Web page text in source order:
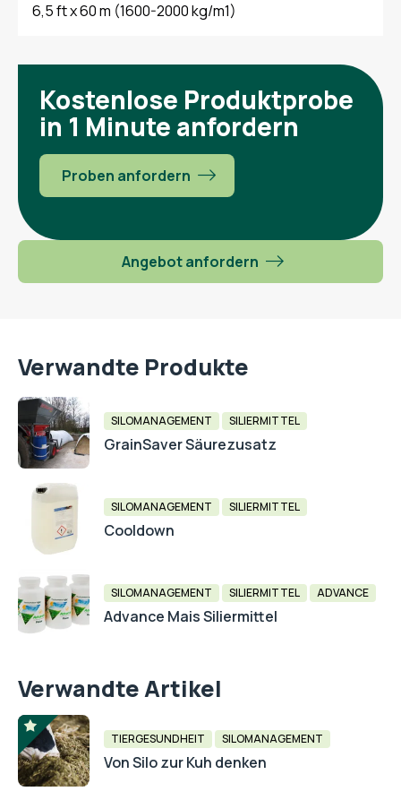
6,5 ft x 60 m (1600-2000 kg/m1)
Kostenlose Produktprobe
in 1 Minute anfordern
Proben anfordern
Angebot anfordern
Verwandte Produkte
SILOMANAGEMENT SILIERMITTEL
GrainSaver Säurezusatz
SILOMANAGEMENT SILIERMITTEL
Cooldown
SILOMANAGEMENT SILIERMITTEL ADVANCE
Advance Mais Siliermittel
Verwandte Artikel
TIERGESUNDHEIT SILOMANAGEMENT
Von Silo zur Kuh denken